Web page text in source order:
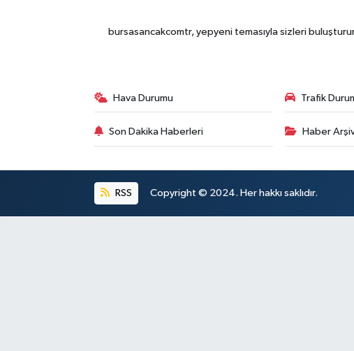
bursasancakcomtr, yepyeni temasıyla sizleri
Hava Durumu Trafik
Son Dakika Haberleri Haber
RSS Copyright © 2024. Her hakkı saklıdır.